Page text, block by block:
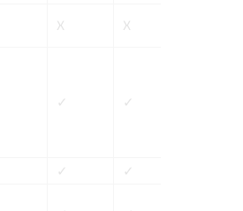
X X
✓ ✓
✓ ✓